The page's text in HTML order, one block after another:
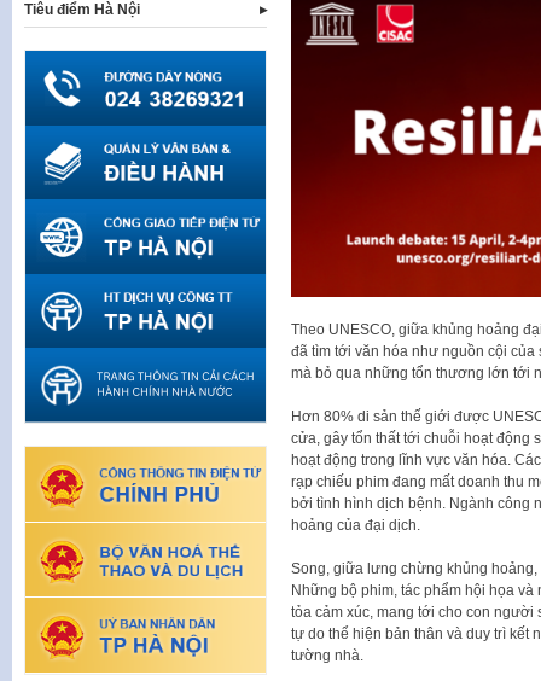
Theo UNESCO, giữa khủng hoảng
đã tìm tới văn hóa như nguồn cội
mà bỏ qua những tổn thương lớn tới
Hơn 80% di sản thế giới được
cửa, gây tổn thất tới chuỗi hoạt
hoạt động trong lĩnh vực văn hóa.
rạp chiếu phim đang mất doanh thu
bởi tình hình dịch bệnh. Ngành công
hoảng của đại dịch.
Song, giữa lưng chừng khủng
Những bộ phim, tác phẩm hội họa
tỏa cảm xúc, mang tới cho con người
tự do thể hiện bản thân và duy trì kết
tường nhà.
Tiêu điểm Hà Nội